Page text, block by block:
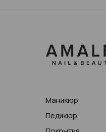
Маникюр
Педикюр